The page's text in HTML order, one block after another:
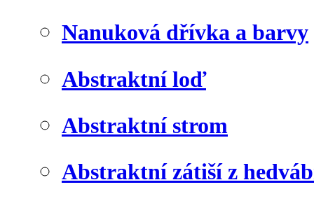
Nanuková dřívka a barvy
Abstraktní loď
Abstraktní strom
Abstraktní zátiší z